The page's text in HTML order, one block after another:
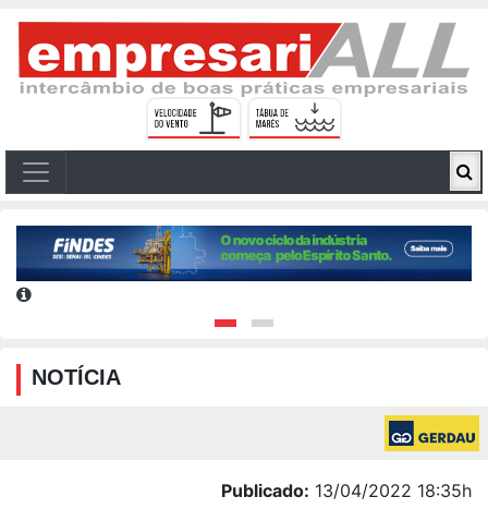
NOTÍCIA
Publicado: 13/04/2022 18:35h